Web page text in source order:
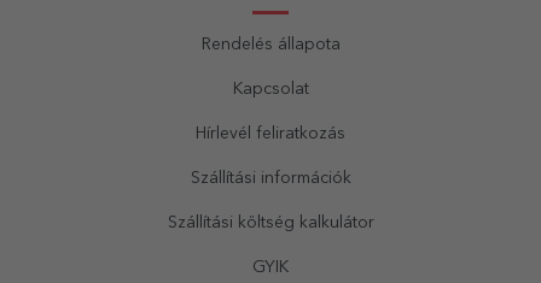
Rendelés állapota
Kapcsolat
Hírlevél feliratkozás
Szállítási információk
Szállítási költség kalkulátor
GYIK